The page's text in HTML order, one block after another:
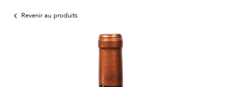
Revenir au produits